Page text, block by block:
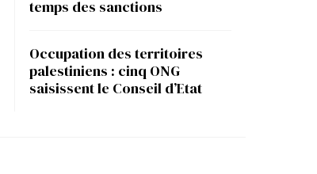
temps des sanctions
Occupation des territoires
palestiniens : cinq ONG
saisissent le Conseil d’Etat